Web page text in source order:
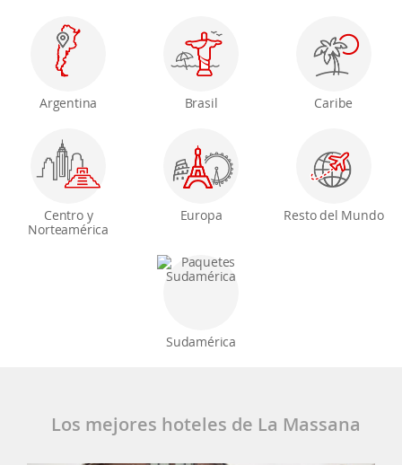
Argentina Brasil Caribe
Centro y
Norteamérica
Europa Resto del Mundo
Sudamérica
Los mejores hoteles de La Massana